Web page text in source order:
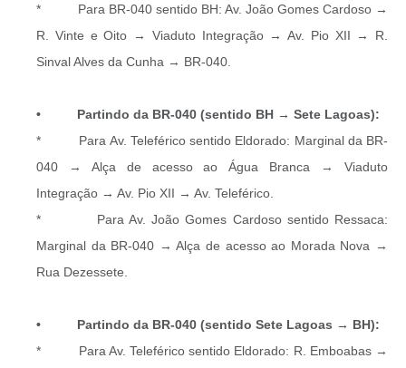
* Para BR-040 sentido BH: Av. João Gomes Cardoso →
R. Vinte e Oito → Viaduto Integração → Av. Pio XII → R.
Sinval Alves da Cunha → BR-040.
• Partindo da BR-040 (sentido BH → Sete Lagoas):
* Para Av. Teleférico sentido Eldorado: Marginal da BR-
040 → Alça de acesso ao Água Branca → Viaduto
Integração → Av. Pio XII → Av. Teleférico.
* Para Av. João Gomes Cardoso sentido Ressaca:
Marginal da BR-040 → Alça de acesso ao Morada Nova →
Rua Dezessete.
• Partindo da BR-040 (sentido Sete Lagoas → BH):
* Para Av. Teleférico sentido Eldorado: R. Emboabas →